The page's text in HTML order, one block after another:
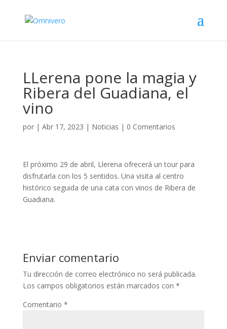
LLerena pone la magia y
Ribera del Guadiana, el
vino
por | Abr 17, 2023 | Noticias | 0 Comentarios
El próximo 29 de abril, Llerena ofrecerá un tour para
disfrutarla con los 5 sentidos. Una visita al centro
histórico seguida de una cata con vinos de Ribera de
Guadiana.
Enviar comentario
Tu dirección de correo electrónico no será publicada.
Los campos obligatorios están marcados con *
Comentario *